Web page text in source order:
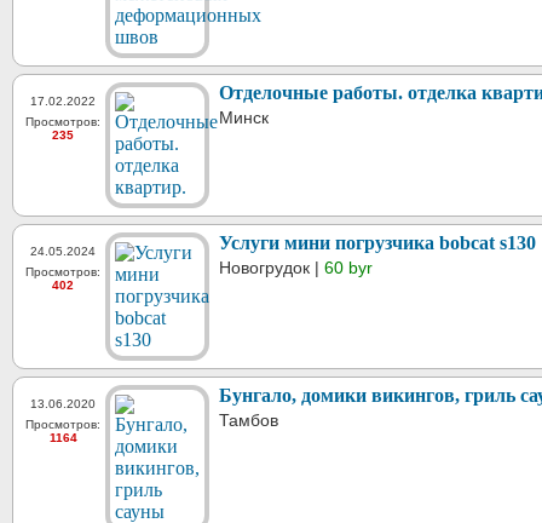
17.02.2022
Просмотров:
235
Отделочные работы. отделка
Минск
24.05.2024
Просмотров:
402
Услуги мини погрузчика bobcat s130
Новогрудок | 60 byr
13.06.2020
Просмотров:
1164
Бунгало, домики викингов, гриль
Тамбов